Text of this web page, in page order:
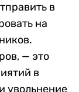
в
на
— это
в
увольнение